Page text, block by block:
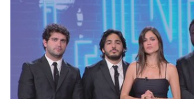
'90 e il 2000 che, inquietantemente,
libertà. Lo speciale affronta inoltre le
Firenze, le cui responsabilità appaiono
groviglio di dubbi mai chiariti. Nel corso
l'intervista inedita a Olindo Romano,